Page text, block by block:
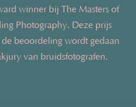
winner bij The Masters of
Photography. Deze prijs
beoordeling wordt gedaan
van bruidsfotografen.